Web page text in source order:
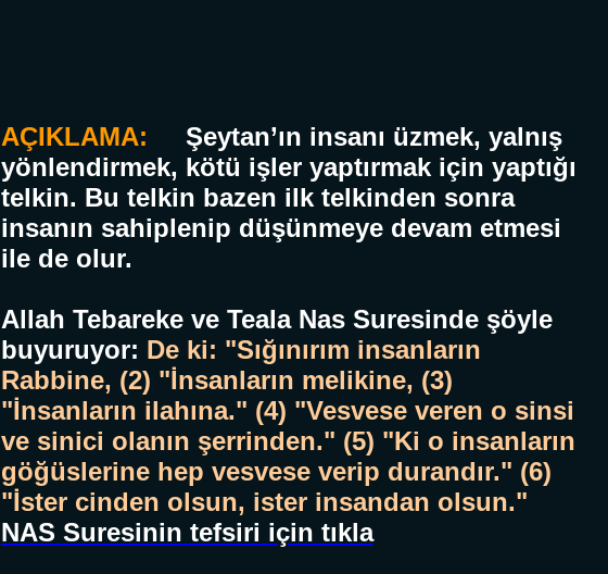
AÇIKLAMA:
Şeytan’ın insanı üzmek, yalnış
yönlendirmek, kötü işler yaptırmak için yaptığı
telkin. Bu telkin bazen ilk telkinden sonra
insanın sahiplenip düşünmeye devam etmesi
ile de olur.
Allah Tebareke ve Teala Nas Suresinde şöyle
buyuruyor: De ki: "Sığınırım insanların
Rabbine, (2) "İnsanların melikine, (3)
"İnsanların ilahına." (4) "Vesvese veren o sinsi
ve sinici olanın şerrinden." (5) "Ki o insanların
göğüslerine hep vesvese verip durandır." (6)
"İster cinden olsun, ister insandan olsun."
NAS Suresinin tefsiri için tıkla